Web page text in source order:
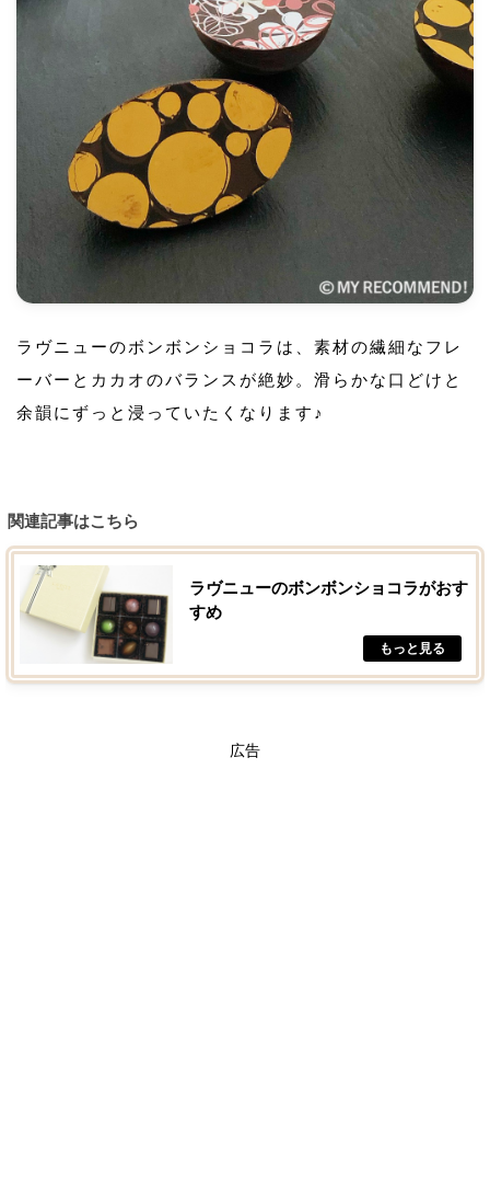
ラヴニューのボンボンショコラは、素材の繊細なフレ
ーバーとカカオのバランスが絶妙。滑らかな口どけと
余韻にずっと浸っていたくなります♪
関連記事はこちら
ラヴニューのボンボンショコラがおす
すめ
広告